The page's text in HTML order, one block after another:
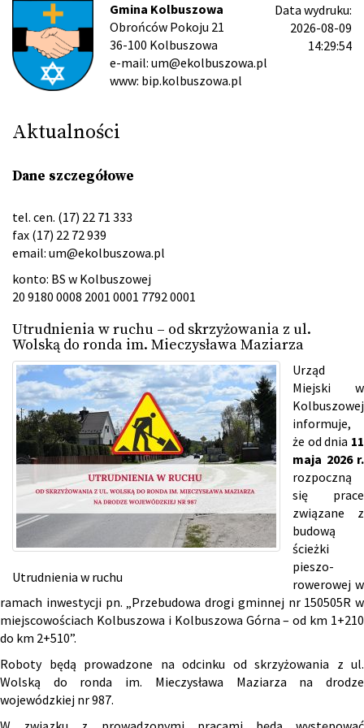
Gmina Kolbuszowa
Obrońców Pokoju 21
36-100 Kolbuszowa
e-mail: um@ekolbuszowa.pl
www: bip.kolbuszowa.pl
Data wydruku:
2026-08-09
14:29:54
Aktualności
Dane szczegółowe
tel. cen. (17) 22 71 333
fax (17) 22 72 939
email: um@ekolbuszowa.pl
konto: BS w Kolbuszowej
20 9180 0008 2001 0001 7792 0001
Utrudnienia w ruchu – od skrzyżowania z ul.
Wolską do ronda im. Mieczysława Maziarza
Utrudnienia w ruchu
Urząd
Miejski w
Kolbuszowej
informuje,
że od dnia 11
maja 2026 r.
rozpoczną
się prace
związane z
budową
ścieżki
pieszo-
rowerowej w
ramach inwestycji pn. „Przebudowa drogi gminnej nr 150505R w
miejscowościach Kolbuszowa i Kolbuszowa Górna – od km 1+210
do km 2+510”.
Roboty będą prowadzone na odcinku od skrzyżowania z ul.
Wolską do ronda im. Mieczysława Maziarza na drodze
wojewódzkiej nr 987.